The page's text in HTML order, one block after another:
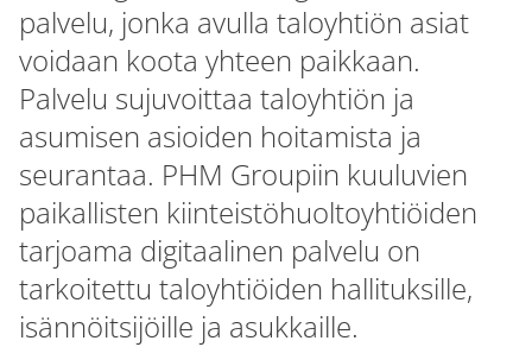
palvelu, jonka avulla taloyhtiön asiat
voidaan koota yhteen paikkaan.
Palvelu sujuvoittaa taloyhtiön ja
asumisen asioiden hoitamista ja
seurantaa. PHM Groupiin kuuluvien
paikallisten kiinteistöhuoltoyhtiöiden
tarjoama digitaalinen palvelu on
tarkoitettu taloyhtiöiden hallituksille,
isännöitsijöille ja asukkaille.